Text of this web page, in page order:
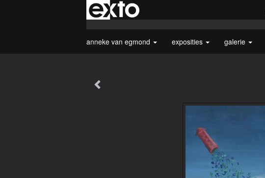
anneke van egmond exposities galerie